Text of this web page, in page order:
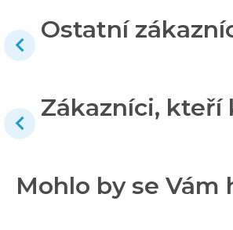
Ostatní
Zákazníci, kteří
Mohlo by se Vám